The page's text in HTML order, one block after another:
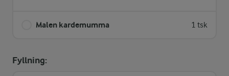
Malen kardemumma 1 tsk
Fyllning: